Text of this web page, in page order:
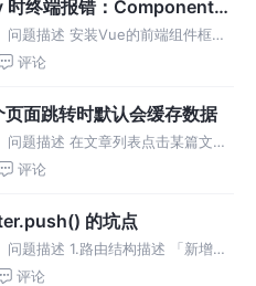
终端报错：Component
be multi-word
问题描述 安装Vue的前端组件框架
起来是一个命名不标准的问题，
评论
面跳转时默认会缓存数据
题描述 在文章列表点击某篇文章
跳转到了「新增文章」页面，但
评论
的坑点
题描述 1.路由结构描述 「新增文
Vue组件中完成的，根据传入id与
评论